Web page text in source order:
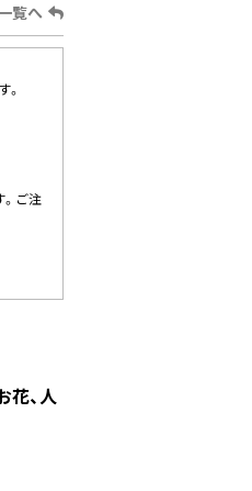
覧へ
。
ご注
花、人